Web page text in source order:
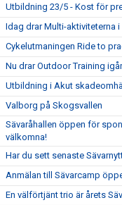
Utbildning 23/5 - Kost för
Idag drar Multi-aktiviteterna
Cykelutmaningen Ride to
Nu drar Outdoor Training
Utbildning i Akut
Valborg på Skogsvallen
Sävaråhallen öppen för
välkomna!
Har du sett senaste
Anmälan till Sävarcamp
En välförtjänt trio är årets